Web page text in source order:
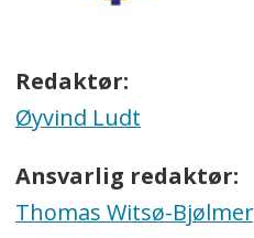
Redaktør:
Øyvind Ludt
Ansvarlig redaktør:
Thomas Witsø-Bjølmer